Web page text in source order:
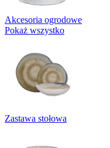
Akcesoria ogrodowe
Pokaż wszystko
Zastawa stołowa